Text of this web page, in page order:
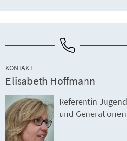
KONTAKT
Elisabeth Hoffmann
Referentin Jugend
und Generationen